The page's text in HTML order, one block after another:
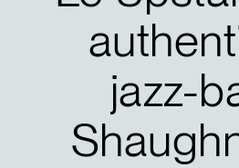
Contact
Astuces
jazz-